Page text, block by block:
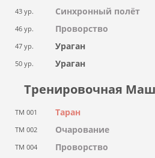
43 ур. Синхронный полёт
46 ур. Проворство
47 ур. Ураган
50 ур. Ураган
Тренировочная
ТМ 001 Таран
ТМ 002 Очарование
ТМ 004 Проворство